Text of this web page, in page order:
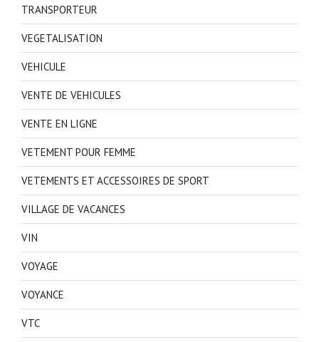
TRANSPORTEUR
VEGETALISATION
VEHICULE
VENTE DE VEHICULES
VENTE EN LIGNE
VETEMENT POUR FEMME
VETEMENTS ET ACCESSOIRES DE SPORT
VILLAGE DE VACANCES
VIN
VOYAGE
VOYANCE
VTC